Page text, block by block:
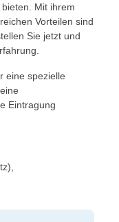
Mit ihrem
Vorteilen sind
Sie jetzt und
eine spezielle
Eintragung